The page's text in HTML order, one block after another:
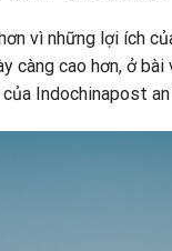
vì những lợi ích
càng cao hơn, ở
Indochinapost